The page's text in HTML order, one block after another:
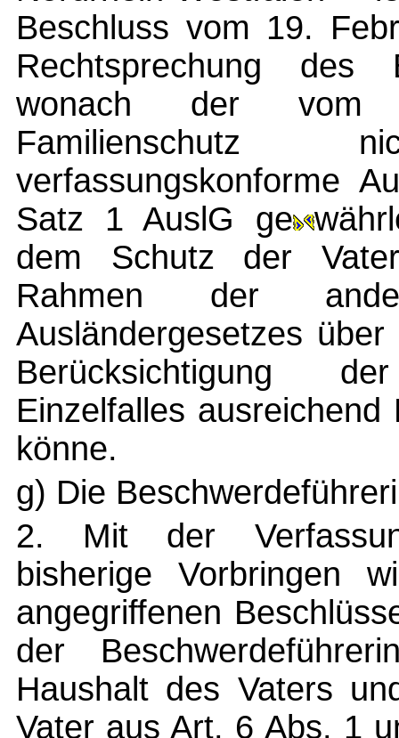
Beschluss vom 19.
Rechtsprechung des
wonach der vom
verfassungskonforme
Satz 1 AuslG ge
dem Schutz der
Rahmen der
Ausländergesetzes
Berücksichtigung
Einzelfalles
könne.
g) Die
2. Mit der
bisherige Vorbringen
angegriffenen
der
Haushalt des Vaters
Vater aus Art. 6 Abs. 1